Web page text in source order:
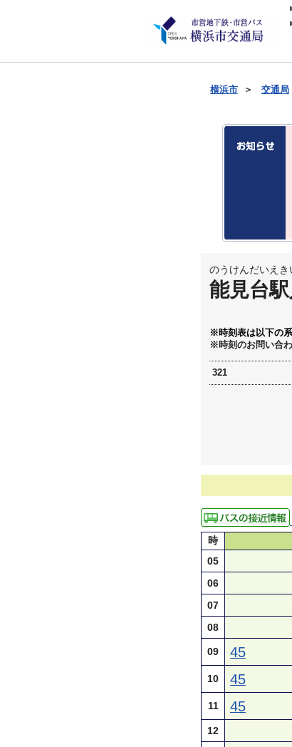
横浜市 ＞ 交通局
のうけんだいえき
能見台
※時刻表は以下の
※時刻のお問い合
321
時
05
06
07
08
09 45
10 45
11 45
12